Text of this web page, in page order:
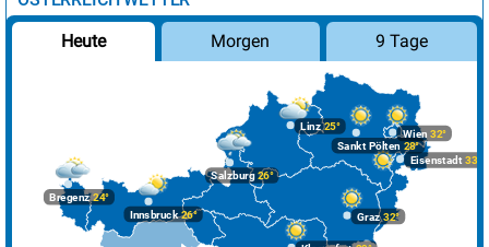
Brenner 0% sonnig 19° 5 km/h
5% sonnig 8° 8 km/h
Regenschauer 16° 6 km/h
62% Regenschauer 12° 3 km/h
Schesaplana 65% Sprühregen 8°
Traunstein 68% Regenschauer 18°
Heute Morgen 9 Tage
Bregenz24°
Graz32°
Innsbruck26°
Linz25°
Salzburg26°
Wien 32°
Eisenstadt 33°
Sankt Pölten 28°